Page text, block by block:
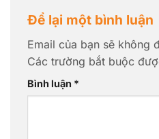
Để lại một bình luận
Email của bạn sẽ không
Các trường bắt buộc
Bình luận *